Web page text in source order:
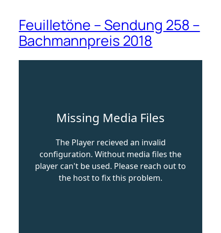
Feuilletöne – Sendung 258 –
Bachmannpreis 2018